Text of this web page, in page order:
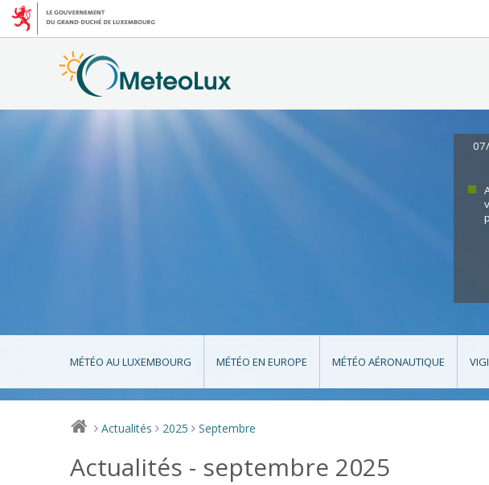
MÉTÉO AU LUXEMBOURG MÉTÉO EN EUROPE MÉTÉO AÉRONAUTIQUE
> Actualités > 2025 > Septembre
Actualités - septembre 2025